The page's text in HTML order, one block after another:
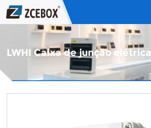
Lar
LWHI Caixa de junção elétrica